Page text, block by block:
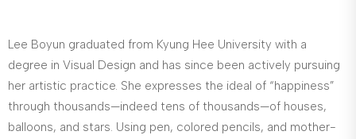
Lee Boyun graduated from Kyung Hee University with a
degree in Visual Design and has since been actively pursuing
her artistic practice. She expresses the ideal of “happiness”
through thousands—indeed tens of thousands—of houses,
balloons, and stars. Using pen, colored pencils, and mother-